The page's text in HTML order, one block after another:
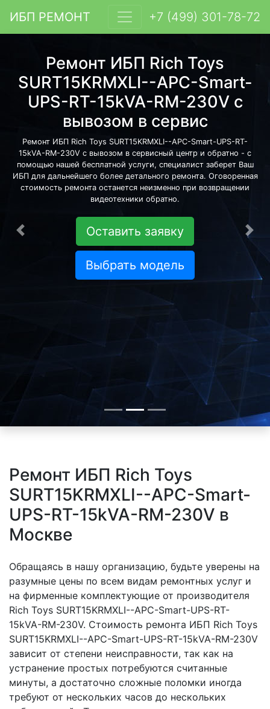
ИБП РЕМОНТ +7 (499) 301-78-72
Ремонт ИБП Rich Toys
SURT15KRMXLI--APC-Smart-
UPS-RT-15kVA-RM-230V с
вывозом в сервис
Ремонт ИБП Rich Toys SURT15KRMXLI--APC-Smart-UPS-RT-
15kVA-RM-230V с вывозом в сервисный центр и обратно - с
помощью нашей бесплатной услуги, специалист заберет Ваш
ИБП для дальнейшего более детального ремонта. Оговоренная
стоимость ремонта останется неизменно при возвращении
видеотехники обратно.
Оставить заявку
Выбрать модель
Предыдущая
Ремонт ИБП Rich Toys
SURT15KRMXLI--APC-Smart-
UPS-RT-15kVA-RM-230V в
Москве
Обращаясь в нашу организацию, будьте уверены на
разумные цены по всем видам ремонтных услуг и
на фирменные комплектующие от производителя
Rich Toys SURT15KRMXLI--APC-Smart-UPS-RT-
15kVA-RM-230V. Стоимость ремонта ИБП Rich Toys
SURT15KRMXLI--APC-Smart-UPS-RT-15kVA-RM-230V
зависит от степени неисправности, так как на
устранение простых потребуются считанные
минуты, а достаточно сложные поломки иногда
требуют от нескольких часов до нескольких